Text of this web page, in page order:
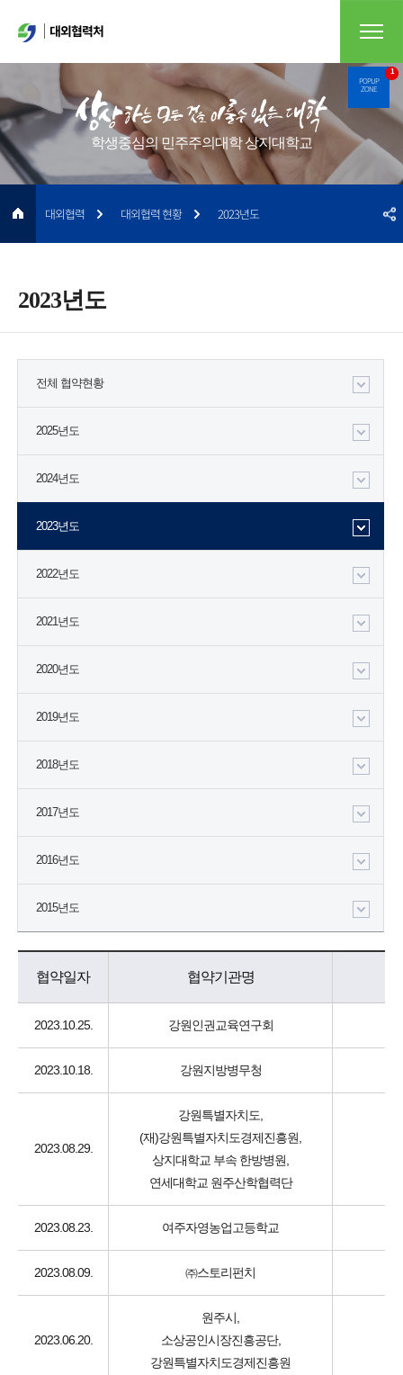
POPUP
ZONE
1
대외협력처
학생중심의 민주주의대학 상지대학교
2023년도
대외협력 대외협력 현황 2023년도
전체 협약현황
2025년도
2024년도
2023년도
2022년도
2021년도
2020년도
2019년도
2018년도
2017년도
2016년도
2015년도
협약일자 협약기관명
2023.10.25. 강원인권교육연구회
2023.10.18. 강원지방병무청
2023.08.29.
강원특별자치도,
(재)강원특별자치도경제진흥원,
상지대학교 부속 한방병원,
연세대학교 원주산학협력단
2023.08.23. 여주자영농업고등학교
2023.08.09. ㈜스토리펀치
2023.06.20.
원주시,
소상공인시장진흥공단,
강원특별자치도경제진흥원